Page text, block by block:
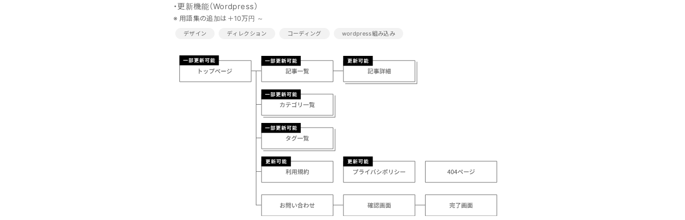
・更新機能（Wordpress）
※ 用語集の追加は＋10万円 ～
デザイン ディレクション コーディング wordpress組み込み